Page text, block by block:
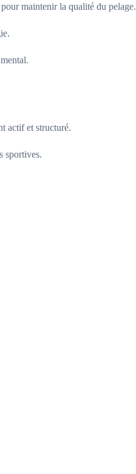
maintenir la qualité du pelage.
actif et structuré.
sportives.